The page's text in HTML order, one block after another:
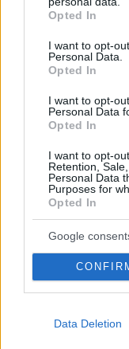
grant or deny
use your data for
consent section.
Opted In
I want to opt-
Personal Data.
Opted In
I want to opt-
Personal Data
Opted In
I want to opt-
Retention,
Personal Data
Purposes for
Opted In
Google
Data Deletion
Οι 7+1 υφυπουργοί
14.06.2024, 14:48
ΡΟΗ
Ειδήσεις
Οι ωραιότερες